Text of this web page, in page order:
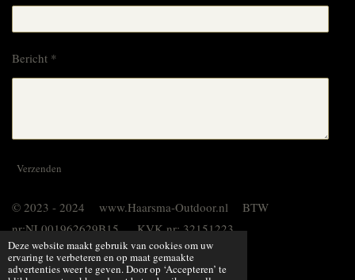
Deze website maakt gebruik van cookies om uw
ervaring te verbeteren en op maat gemaakte
advertenties weer te geven. Door op ‘Accepteren’ te
Bericht *
Verzenden
© 2023 - 2024 www.Haarsma-Outdoor.nl BTW
nr:NL001962629B15 KVK nr: 32151223
Powered byJouwWeb